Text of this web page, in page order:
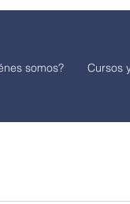
somos? Cursos